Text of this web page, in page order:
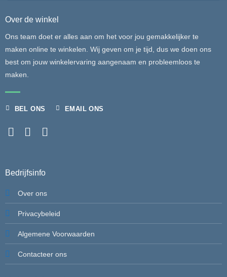
Over de winkel
Ons team doet er alles aan om het voor jou gemakkelijker te
maken online te winkelen. Wij geven om je tijd, dus we doen ons
best om jouw winkelervaring aangenaam en probleemloos te
maken.
BEL ONS EMAIL ONS
Bedrijfsinfo
Over ons
Privacybeleid
Algemene Voorwaarden
Contacteer ons